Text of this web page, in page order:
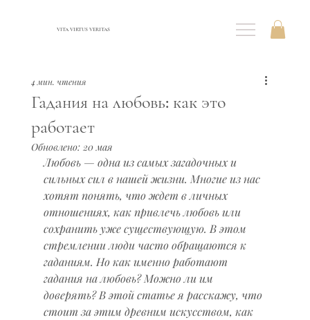
VITA VIRTUS VERITAS
Гадания на любовь: как это
работает
4 мин. чтения
Обновлено: 20 мая
Любовь — одна из самых загадочных и
сильных сил в нашей жизни. Многие из нас
хотят понять, что ждет в личных
отношениях, как привлечь любовь или
сохранить уже существующую. В этом
стремлении люди часто обращаются к
гаданиям. Но как именно работают
гадания на любовь? Можно ли им
доверять? В этой статье я расскажу, что
стоит за этим древним искусством, как